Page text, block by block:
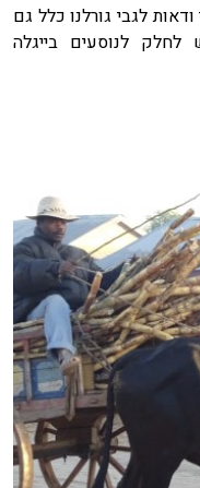
לגבי גורלנו כלל גם
לחלק לנוסעים בייגלה